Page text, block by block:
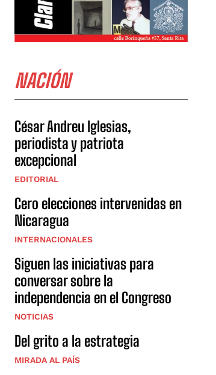
NACIÓN
César Andreu Iglesias,
periodista y patriota
excepcional
EDITORIAL
Cero elecciones intervenidas en
Nicaragua
INTERNACIONALES
Siguen las iniciativas para
conversar sobre la
independencia en el Congreso
NOTICIAS
Del grito a la estrategia
MIRADA AL PAÍS